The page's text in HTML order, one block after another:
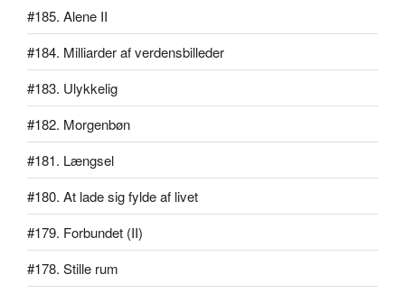
#185. Alene II
#184. Milliarder af verdensbilleder
#183. Ulykkelig
#182. Morgenbøn
#181. Længsel
#180. At lade sig fylde af livet
#179. Forbundet (II)
#178. Stille rum